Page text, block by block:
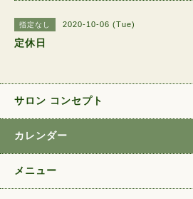
指定なし 2020-10-06 (Tue)
定休日
サロン コンセプト
カレンダー
メニュー